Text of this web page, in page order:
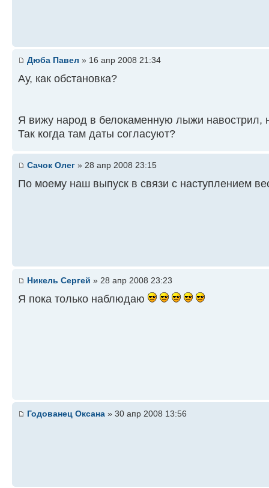
Дюба Павел » 16 апр 2008 21:34
Ау, как обстановка?
Я вижу народ в белокаменную лыжи навострил,
Так когда там даты согласуют?
Сачок Олег » 28 апр 2008 23:15
По моему наш выпуск в связи с наступлением
Никель Сергей » 28 апр 2008 23:23
Я пока только наблюдаю
Годованец Оксана » 30 апр 2008 13:56